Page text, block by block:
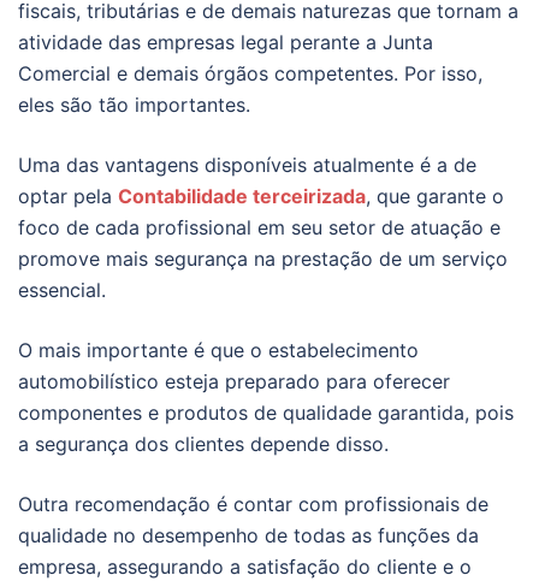
fiscais, tributárias e de demais naturezas que tornam a
atividade das empresas legal perante a Junta
Comercial e demais órgãos competentes. Por isso,
eles são tão importantes.
Uma das vantagens disponíveis atualmente é a de
optar pela Contabilidade terceirizada, que garante o
foco de cada profissional em seu setor de atuação e
promove mais segurança na prestação de um serviço
essencial.
O mais importante é que o estabelecimento
automobilístico esteja preparado para oferecer
componentes e produtos de qualidade garantida, pois
a segurança dos clientes depende disso.
Outra recomendação é contar com profissionais de
qualidade no desempenho de todas as funções da
empresa, assegurando a satisfação do cliente e o